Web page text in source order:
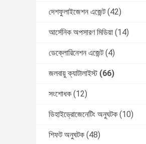
দেশফুলাইজেশন এজেন্ট (42)
আর্সেনিক অপসারণ মিডিয়া (14)
ডেক্লোরিনেশন এজেন্ট (4)
জলবায়ু ক্যাটালাইস্ট (66)
সংশোধক (12)
ডিহাইড্রোজেনেটিং অনুঘটক (10)
শিফট অনুঘটক (48)